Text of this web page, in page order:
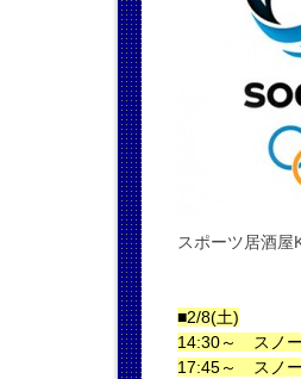
スポーツ居酒屋
■2/8(土)
14:30～ スノー
17:45～ スノー